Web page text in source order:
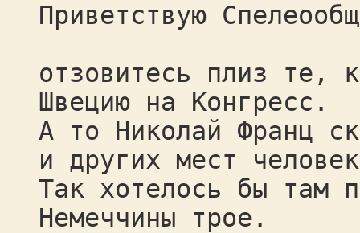
Приветствую
отзовитесь плиз те,
Швецию на Конгресс.
А то Николай Франц
и других мест
Так хотелось бы там
Немеччины трое.